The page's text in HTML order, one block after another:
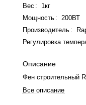
Вес :
1кг
Мощность :
200ВТ
Производитель :
Регулировка
Описание
Фен строительный
Все описание